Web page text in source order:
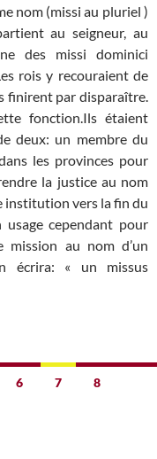
nom (missi au pluriel )
au seigneur, au
des missi dominici
rois y recouraient de
finirent par disparaître.
fonction.Ils étaient
deux: un membre du
les provinces pour
la justice au nom
institution vers la fin du
usage cependant pour
mission au nom d’un
écrira: « un missus
6 7 8